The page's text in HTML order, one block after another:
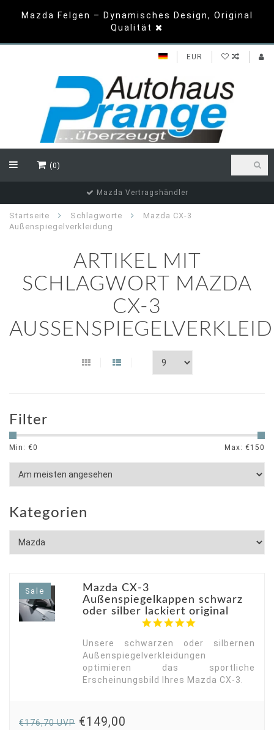
Mazda Felgen – Dynamisches Design, Original
Qualität
EUR
(0)
Mazda Vertragshändler
Startseite Schlagworte
Mazda CX-3
Außenspiegelverkleidung
ARTIKEL MIT
SCHLAGWORT MAZDA
CX-3
Filter
Min: €0 Max: €150
Kategorien
Sale
Mazda CX-3
Außenspiegelkappen schwarz
oder silber lackiert original
rating
Unsere schwarzen oder silbernen
Außenspiegelverkleidungen
optimieren das sportliche
Erscheinungsbild Ihres Mazda CX-3.
€176,70 UVP €149,00